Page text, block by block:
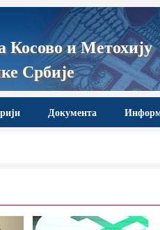
Косово и Метохију
Србије
Документа